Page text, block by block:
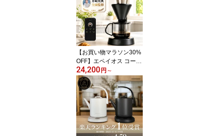
応変色 競技用 ストップ
ウォッチ 保温 空焚き防
止 コーヒーポット 高級
感 おしゃれ コンパクト
コーヒー愛好家向け LUX
CP005
【お買い物マラソン30%
OFF】エペイオス コーヒ
ーメーカー Mocca 大容
量860ml 保温 ドリップコ
ーヒーメーカー 3つ抽出
モード コーヒーマシン
アプリ予約 4~5杯用 18~
22%抽出率 ミルなし 半
自動 お手入れ簡単 おい
しい おしゃれ お祝い 誕
24,200円 ～